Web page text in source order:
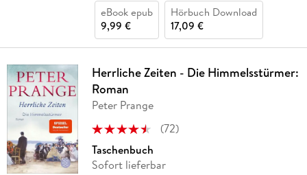
eBook epub
9,99 €
Hörbuch Download
17,09 €
Herrliche Zeiten - Die Himmelsstürmer:
Roman
Peter Prange
(72)
Taschenbuch
Sofort lieferbar